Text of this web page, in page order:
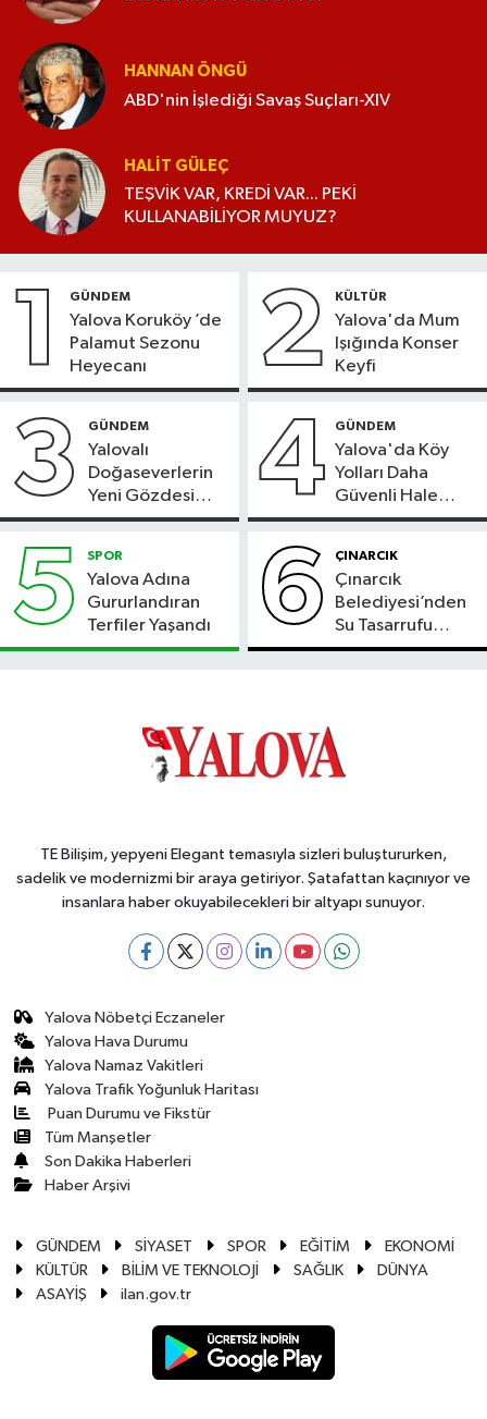
HANNAN ÖNGÜ
ABD'nin İşlediği Savaş Suçları-XIV
HALIT GÜLEÇ
TEŞVİK VAR, KREDİ VAR... PEKİ
KULLANABİLİYOR MUYUZ?
1 GÜNDEM
Yalova Koruköy ’de
Palamut Sezonu
Heyecanı
2 KÜLTÜR
Yalova'da Mum
Işığında Konser
Keyfi
3 GÜNDEM
Yalovalı
Doğaseverlerin
Yeni Gözdesi
Bolu'daki Meyve
4 GÜNDEM
Yalova'da Köy
Yolları Daha
Güvenli Hale
Geliyor
5 SPOR
Yalova Adına
Gururlandıran
Terfiler Yaşandı
6 ÇINARCIK
Çınarcık
Belediyesi’nden
Su Tasarrufu
Çağrısı
TE Bilişim, yepyeni Elegant temasıyla sizleri buluştururken,
sadelik ve modernizmi bir araya getiriyor. Şatafattan kaçınıyor ve
insanlara haber okuyabilecekleri bir altyapı sunuyor.
Yalova Nöbetçi Eczaneler
Yalova Hava Durumu
Yalova Namaz Vakitleri
Yalova Trafik Yoğunluk Haritası
Puan Durumu ve Fikstür
Tüm Manşetler
Son Dakika Haberleri
Haber Arşivi
GÜNDEM SİYASET SPOR EĞİTİM
EKONOMİ
KÜLTÜR
BİLİM VE TEKNOLOJİ SAĞLIK
DÜNYA
ASAYİŞ
ilan.gov.tr